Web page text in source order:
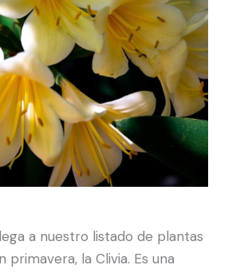
a nuestro listado de plantas
primavera, la Clivia. Es una